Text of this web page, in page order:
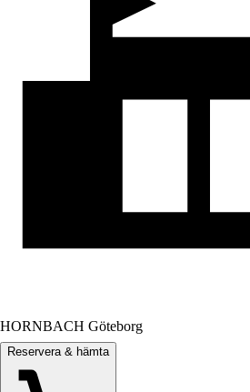
HORNBACH Göteborg
Reservera & hämta